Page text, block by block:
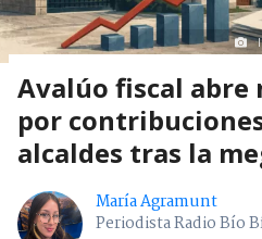
Avalúo fiscal abre
por
alcaldes tras la
María Agramunt
Periodista Radio Bío